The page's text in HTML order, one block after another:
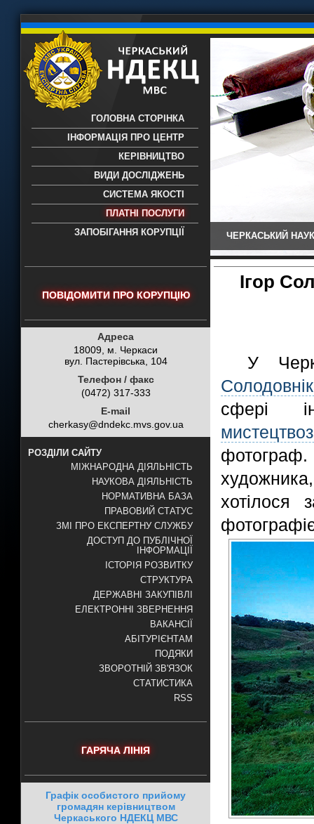
науково-дослідний експертно-
- проведення всих видів судових
експертиз
ГОЛОВНА СТОРІНКА
ІНФОРМАЦІЯ ПРО ЦЕНТР
КЕРІВНИЦТВО
ВИДИ ДОСЛІДЖЕНЬ
СИСТЕМА ЯКОСТІ
ПЛАТНІ ПОСЛУГИ
ЗАПОБІГАННЯ КОРУПЦІЇ
ЧЕРКАСЬКИЙ
ПОВІДОМИТИ ПРО КОРУПЦІЮ
Адреса
18009, м. Черкаси
вул. Пастерівська, 104
Телефон / факс
(0472) 317-333
E-mail
cherkasy@dndekc.mvs.gov.ua
РОЗДІЛИ САЙТУ
МІЖНАРОДНА ДІЯЛЬНІСТЬ
НАУКОВА ДІЯЛЬНІСТЬ
НОРМАТИВНА БАЗА
ПРАВОВИЙ СТАТУС
ЗМІ ПРО ЕКСПЕРТНУ СЛУЖБУ
ДОСТУП ДО ПУБЛІЧНОЇ
ІНФОРМАЦІЇ
ІСТОРІЯ РОЗВИТКУ
СТРУКТУРА
ДЕРЖАВНІ ЗАКУПІВЛІ
ЕЛЕКТРОННІ ЗВЕРНЕННЯ
ВАКАНСІЇ
АБІТУРІЄНТАМ
ПОДЯКИ
ЗВОРОТНІЙ ЗВ'ЯЗОК
СТАТИСТИКА
RSS
ГАРЯЧА ЛІНІЯ
Графік особистого прийому
громадян керівництвом
Черкаського НДЕКЦ МВС
Ігор
У
сфері
хотілося